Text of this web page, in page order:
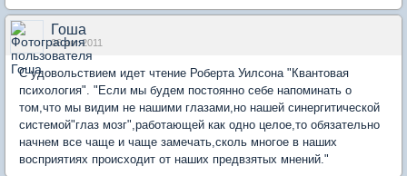
Гоша
06 авг 2011
С удовольствием идет чтение Роберта Уилсона "Квантовая
психология". "Если мы будем постоянно себе напоминать о
том,что мы видим не нашими глазами,но нашей синергитической
системой"глаз мозг",работающей как одно целое,то обязательно
начнем все чаще и чаще замечать,сколь многое в наших
восприятиях происходит от наших предвзятых мнений."